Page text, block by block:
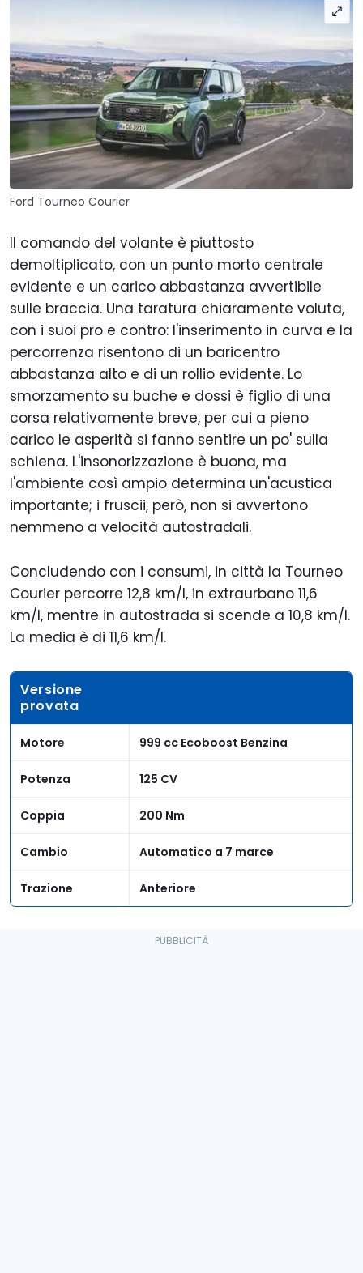
Ford Tourneo Courier
Il comando del volante è piuttosto
demoltiplicato, con un punto morto centrale
evidente e un carico abbastanza avvertibile
sulle braccia. Una taratura chiaramente voluta,
con i suoi pro e contro: l'inserimento in curva e la
percorrenza risentono di un baricentro
abbastanza alto e di un rollio evidente. Lo
smorzamento su buche e dossi è figlio di una
corsa relativamente breve, per cui a pieno
carico le asperità si fanno sentire un po' sulla
schiena. L'insonorizzazione è buona, ma
l'ambiente così ampio determina un'acustica
importante; i fruscii, però, non si avvertono
nemmeno a velocità autostradali.
Concludendo con i consumi, in città la Tourneo
Courier percorre 12,8 km/l, in extraurbano 11,6
km/l, mentre in autostrada si scende a 10,8 km/l.
La media è di 11,6 km/l.
Versione
provata
Motore 999 cc Ecoboost Benzina
Potenza 125 CV
Coppia 200 Nm
Cambio Automatico a 7 marce
Trazione Anteriore